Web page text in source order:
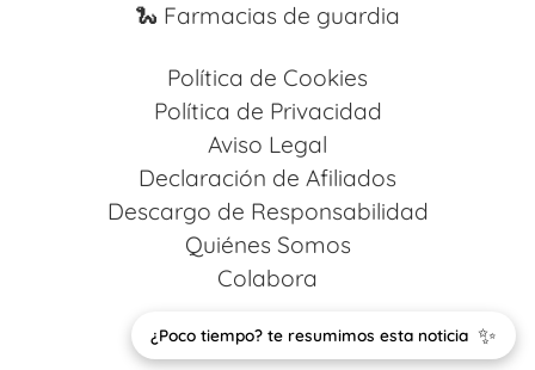
¿Poco tiempo? te resumimos esta noticia ✨
🐍 Farmacias de guardia
Política de Cookies
Política de Privacidad
Aviso Legal
Declaración de Afiliados
Descargo de Responsabilidad
Quiénes Somos
Colabora
Design byCodestack Solutions